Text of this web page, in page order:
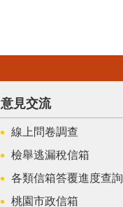
意見交流
線上問卷調查
檢舉逃漏稅信箱
各類信箱答覆進度查詢
桃園市政信箱